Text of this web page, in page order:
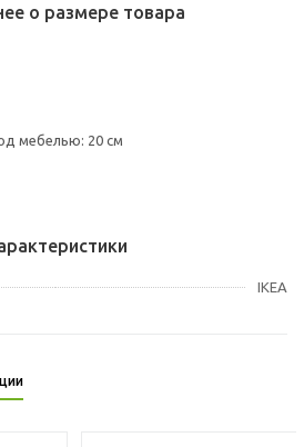
о размере товара
мебелью: 20 см
IKEA